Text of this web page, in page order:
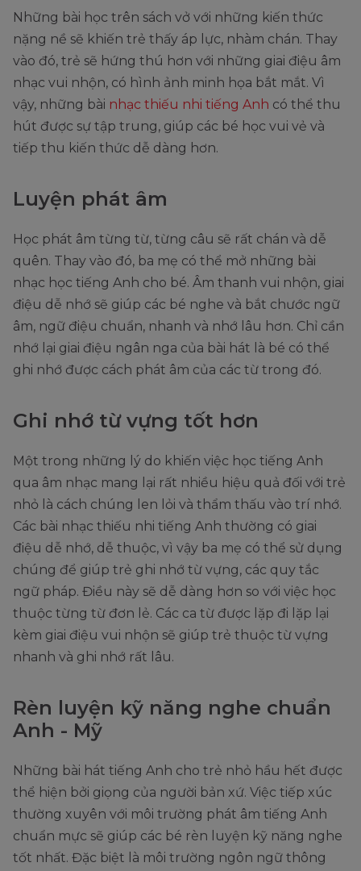
Những bài học trên sách vở với những kiến thức
nặng nề sẽ khiến trẻ thấy áp lực, nhàm chán. Thay
vào đó, trẻ sẽ hứng thú hơn với những giai điệu âm
nhạc vui nhộn, có hình ảnh minh họa bắt mắt. Vì
vậy, những bài nhạc thiếu nhi tiếng Anh có thể thu
hút được sự tập trung, giúp các bé học vui vẻ và
tiếp thu kiến thức dễ dàng hơn.
Luyện phát âm
Học phát âm từng từ, từng câu sẽ rất chán và dễ
quên. Thay vào đó, ba mẹ có thể mở những bài
nhạc học tiếng Anh cho bé. Âm thanh vui nhộn, giai
điệu dễ nhớ sẽ giúp các bé nghe và bắt chước ngữ
âm, ngữ điệu chuẩn, nhanh và nhớ lâu hơn. Chỉ cần
nhớ lại giai điệu ngân nga của bài hát là bé có thể
ghi nhớ được cách phát âm của các từ trong đó.
Ghi nhớ từ vựng tốt hơn
Một trong những lý do khiến việc học tiếng Anh
qua âm nhạc mang lại rất nhiều hiệu quả đối với trẻ
nhỏ là cách chúng len lỏi và thẩm thấu vào trí nhớ.
Các bài nhạc thiếu nhi tiếng Anh thường có giai
điệu dễ nhớ, dễ thuộc, vì vậy ba mẹ có thể sử dụng
chúng để giúp trẻ ghi nhớ từ vựng, các quy tắc
ngữ pháp. Điều này sẽ dễ dàng hơn so với việc học
thuộc từng từ đơn lẻ. Các ca từ được lặp đi lặp lại
kèm giai điệu vui nhộn sẽ giúp trẻ thuộc từ vựng
nhanh và ghi nhớ rất lâu.
Rèn luyện kỹ năng nghe chuẩn
Anh - Mỹ
Những bài hát tiếng Anh cho trẻ nhỏ hầu hết được
thể hiện bởi giọng của người bản xứ. Việc tiếp xúc
thường xuyên với môi trường phát âm tiếng Anh
chuẩn mực sẽ giúp các bé rèn luyện kỹ năng nghe
tốt nhất. Đặc biệt là môi trường ngôn ngữ thông